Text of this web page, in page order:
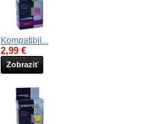
Kompatibil...
2,99 €
Zobraziť